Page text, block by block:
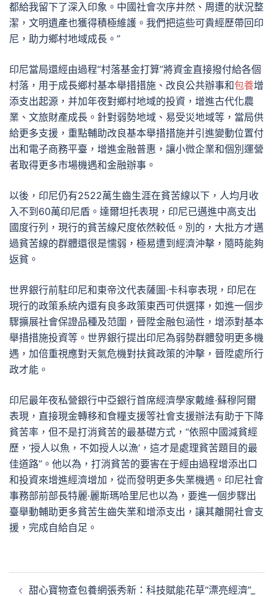
都給我留下了深入印象。中國社會次序井然、周遭的狀況整
潔，文明遺產也獲得積極維護。我們把這些可貴經歷帶回印
尼，助力鄉村地域成長。”
印尼當局還經由過程“村落基金打算”將資金直接撥付給各個
村落，用于成長鄉村基本舉措措施、改良公共辦事和包養增
添支出起源，并加年夜對鄉村地域的投資，增進古代化農
業、文旅財產成長。針對弱勢地域、易受災地域等，當局供
給更多支援，重點輔助改良基本舉措措施并引進變動位置付
出和電子商務平臺，增進金融普惠，讓小微企業和個別運營
者取得更多市場機遇和金融辦事。
以後，印尼仍有2522萬生齒生涯在貧苦線以下，人均月收
入不到60萬印尼盾。達爾坦托表現，印尼已邁進中高支出
國度行列，現行的貧苦線尺度依然較低。別的，大批方才邁
過貧苦線的群體還很是懦弱，極易遭到經濟沖擊，隨時能夠
返貧。
世界銀行前駐印尼和東帝汶代表薩圖·卡科寧表現，印尼在
現行的政策系統內還有良多政策東西可供選擇，如進一個步
驟擴展社會保證品種及范圍，晉陞金融包涵性，增添對基本
舉措措施投資等。世界銀行提出印尼為弱勢群體發明更多機
遇，加倍重視應對天氣危機對扶貧政策的沖擊，晉陞處所行
政才能。
印尼最年夜私營銀行中亞銀行首席經濟學家戴維·蘇穆阿爾
表現，直接現金轉移和食糧支援等社會支援辦法有助于下降
貧苦率，但不是打消貧苦的最基礎方式，“依照中國減貧經
歷，‘授人以魚，不如授人以漁’，這才是處理貧苦題目的最
佳道路”。他以為，打消貧苦的要害在于經由過程增添出口
和投資來增進經濟增加，從而發明更多失業機遇。印尼社會
事務部前部長特麗·麗斯瑪哈里尼也以為，要進一個步驟出
臺舉動輔助更多貧苦生齒失業和增添支出，讓其離開社會支
援，完成自給自足。
甜心寶物查包養網張秀新：科技賦能花草“漂亮經濟”_